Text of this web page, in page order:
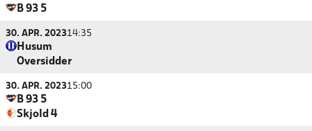
B 93 5
30. APR. 202314:35
Husum
Oversidder
30. APR. 202315:00
B 93 5
Skjold 4